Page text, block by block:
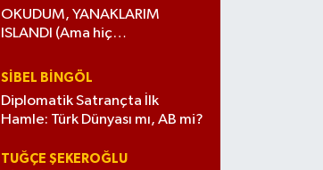
OKUDUM, YANAKLARIM
ISLANDI (Ama hiç
SIBEL BINGÖL
Diplomatik Satrançta İlk
Hamle: Türk Dünyası mı, AB mi?
TUĞÇE ŞEKEROĞLU